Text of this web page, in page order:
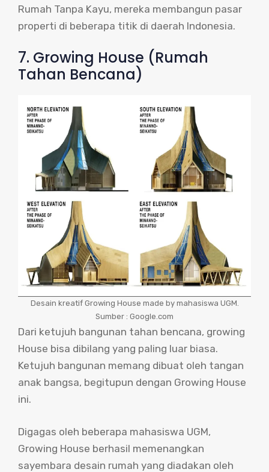
Rumah Tanpa Kayu, mereka membangun pasar
properti di beberapa titik di daerah Indonesia.
7. Growing House (Rumah
Tahan Bencana)
Desain kreatif Growing House made by mahasiswa UGM.
Sumber : Google.com
Dari ketujuh bangunan tahan bencana, growing
House bisa dibilang yang paling luar biasa.
Ketujuh bangunan memang dibuat oleh tangan
anak bangsa, begitupun dengan Growing House
ini.
Digagas oleh beberapa mahasiswa UGM,
Growing House berhasil memenangkan
sayembara desain rumah yang diadakan oleh